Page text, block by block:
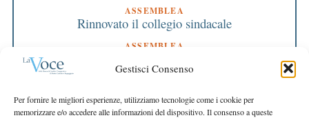
Gestisci Consenso
Per fornire le migliori esperienze, utilizziamo tecnologie come i cookie per
memorizzare e/o accedere alle informazioni del dispositivo. Il consenso a queste
ASSEMBLEA
Rinnovato il collegio sindacale
ASSEMBLEA
Bilancio approvato all’unanimità e 2 milioni
destinati al territorio
EDITORIALE DIRETTORE
Crescere restando riconoscibili